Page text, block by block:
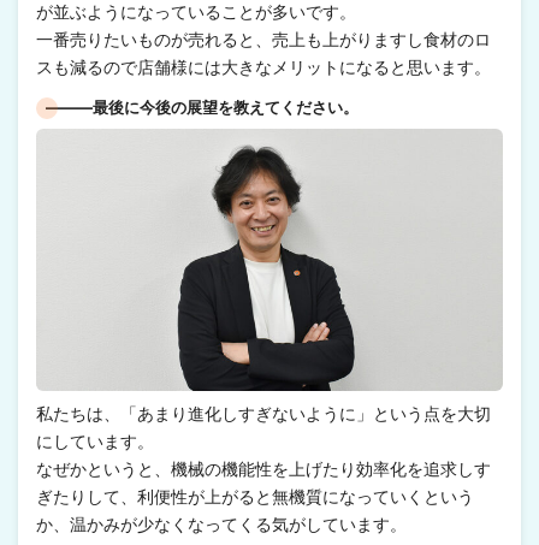
が並ぶようになっていることが多いです。
一番売りたいものが売れると、売上も上がりますし食材のロ
スも減るので店舗様には大きなメリットになると思います。
―――最後に今後の展望を教えてください。
私たちは、「あまり進化しすぎないように」という点を大切
にしています。
なぜかというと、機械の機能性を上げたり効率化を追求しす
ぎたりして、利便性が上がると無機質になっていくという
か、温かみが少なくなってくる気がしています。